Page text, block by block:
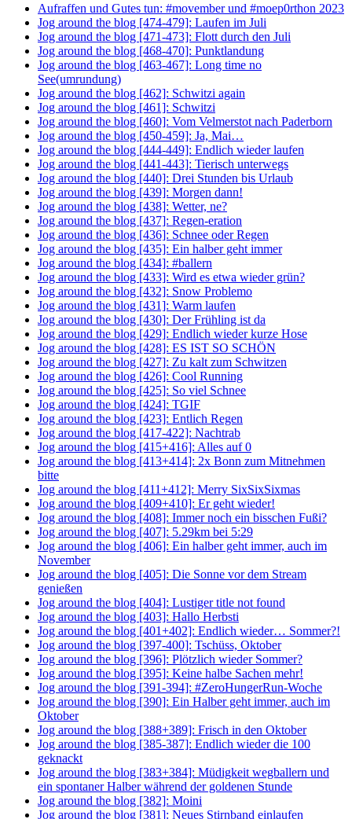
Aufraffen und Gutes tun: #movember und #moep0rthon 2023
Jog around the blog [474-479]: Laufen im Juli
Jog around the blog [471-473]: Flott durch den Juli
Jog around the blog [468-470]: Punktlandung
Jog around the blog [463-467]: Long time no
See(umrundung)
Jog around the blog [462]: Schwitzi again
Jog around the blog [461]: Schwitzi
Jog around the blog [460]: Vom Velmerstot nach Paderborn
Jog around the blog [450-459]: Ja, Mai…
Jog around the blog [444-449]: Endlich wieder laufen
Jog around the blog [441-443]: Tierisch unterwegs
Jog around the blog [440]: Drei Stunden bis Urlaub
Jog around the blog [439]: Morgen dann!
Jog around the blog [438]: Wetter, ne?
Jog around the blog [437]: Regen-eration
Jog around the blog [436]: Schnee oder Regen
Jog around the blog [435]: Ein halber geht immer
Jog around the blog [434]: #ballern
Jog around the blog [433]: Wird es etwa wieder grün?
Jog around the blog [432]: Snow Problemo
Jog around the blog [431]: Warm laufen
Jog around the blog [430]: Der Frühling ist da
Jog around the blog [429]: Endlich wieder kurze Hose
Jog around the blog [428]: ES IST SO SCHÖN
Jog around the blog [427]: Zu kalt zum Schwitzen
Jog around the blog [426]: Cool Running
Jog around the blog [425]: So viel Schnee
Jog around the blog [424]: TGIF
Jog around the blog [423]: Entlich Regen
Jog around the blog [417-422]: Nachtrab
Jog around the blog [415+416]: Alles auf 0
Jog around the blog [413+414]: 2x Bonn zum Mitnehmen
bitte
Jog around the blog [411+412]: Merry SixSixSixmas
Jog around the blog [409+410]: Er geht wieder!
Jog around the blog [408]: Immer noch ein bisschen Fußi?
Jog around the blog [407]: 5.29km bei 5:29
Jog around the blog [406]: Ein halber geht immer, auch im
November
Jog around the blog [405]: Die Sonne vor dem Stream
genießen
Jog around the blog [404]: Lustiger title not found
Jog around the blog [403]: Hallo Herbsti
Jog around the blog [401+402]: Endlich wieder… Sommer?!
Jog around the blog [397-400]: Tschüss, Oktober
Jog around the blog [396]: Plötzlich wieder Sommer?
Jog around the blog [395]: Keine halbe Sachen mehr!
Jog around the blog [391-394]: #ZeroHungerRun-Woche
Jog around the blog [390]: Ein Halber geht immer, auch im
Oktober
Jog around the blog [388+389]: Frisch in den Oktober
Jog around the blog [385-387]: Endlich wieder die 100
geknackt
Jog around the blog [383+384]: Müdigkeit wegballern und
ein spontaner Halber während der goldenen Stunde
Jog around the blog [382]: Moini
Jog around the blog [381]: Neues Stirnband einlaufen